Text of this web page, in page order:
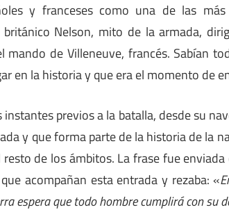
y franceses como una de las
Nelson, mito de la armada,
mando de Villeneuve, francés. Sabían
en la historia y que era el momento de
instantes previos a la batalla, desde su
y que forma parte de la historia de la
de los ámbitos. La frase fue
acompañan esta entrada y rezaba: «
espera que todo hombre cumplirá con su